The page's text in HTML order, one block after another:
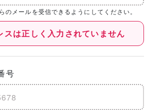
メールを受信できるようにしてください。
スは正しく入力されていません
号